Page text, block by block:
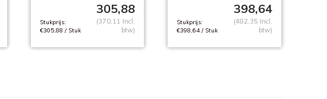
305,88
Stukprijs:
€305,88 / Stuk
(370,11 Incl.
btw)
398,64
Stukprijs:
€398,64 / Stuk
(482,35 Incl.
btw)